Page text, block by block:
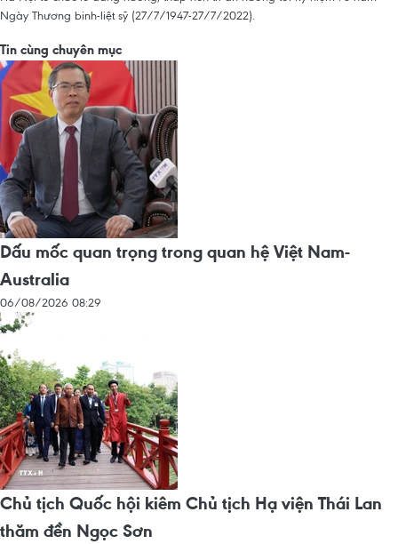
Ngày Thương binh-liệt sỹ (27/7/1947-27/7/2022).
Tin cùng chuyên mục
Dấu mốc quan trọng trong quan hệ Việt Nam-
Australia
06/08/2026 08:29
Chủ tịch Quốc hội kiêm Chủ tịch Hạ viện Thái Lan
thăm đền Ngọc Sơn